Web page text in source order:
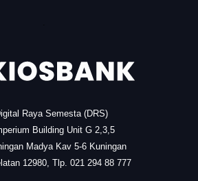
Raya Semesta (DRS)
Building Unit G 2,3,5
Madya Kav 5-6 Kuningan
12980, Tlp. 021 294 88 777